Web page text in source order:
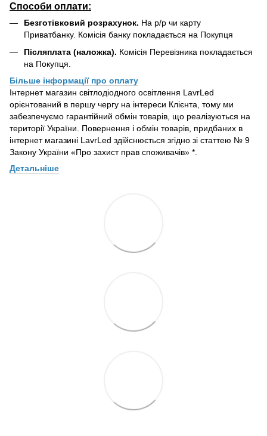
Способи оплати:
Безготівковий розрахунок. На р/р чи карту
Приватбанку. Комісія банку покладається на Покупця
Післяплата (наложка). Комісія Перевізника покладається
на Покупця.
Більше інформації про оплату
Інтернет магазин світлодіодного освітлення LavrLed
орієнтований в першу чергу на інтереси Клієнта, тому ми
забезпечуємо гарантійний обмін товарів, що реалізуються на
території України. Повернення і обмін товарів, придбаних в
інтернет магазині LavrLed здійснюється згідно зі статтею № 9
Закону України «Про захист прав споживачів» *.
Детальніше